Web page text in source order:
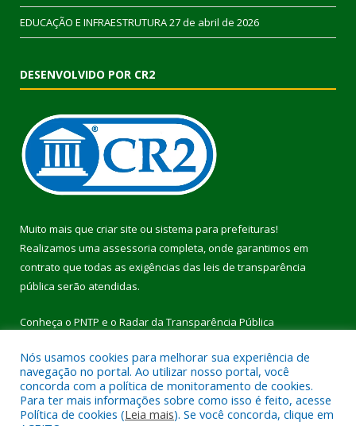
EDUCAÇÃO E INFRAESTRUTURA27 de abril de 2026
DESENVOLVIDO POR CR2
Muito mais que criar site ou sistema para prefeituras!
Realizamos uma assessoria completa, onde garantimos em
contrato que todas as exigências das leis de transparência
pública serão atendidas.
Conheça o PNTP e o Radar da Transparência Pública
Todos os direitos reservados a Prefeitura Municipal de Pau
D’Arco.
Nós usamos cookies para melhorar sua experiência de
navegação no portal. Ao utilizar nosso portal, você
concorda com a política de monitoramento de cookies.
Para ter mais informações sobre como isso é feito, acesse
Política de cookies (Leia mais). Se você concorda, clique em